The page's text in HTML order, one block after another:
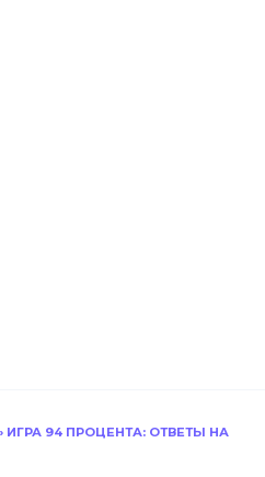
ИГРА 94 ПРОЦЕНТА: ОТВЕТЫ НА